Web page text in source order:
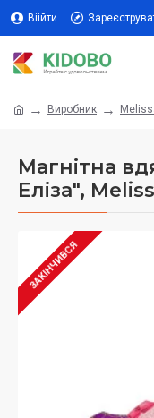
Віійти
Виробник
Магнітна
Еліза",
ЗАКІНЧИВСЯ